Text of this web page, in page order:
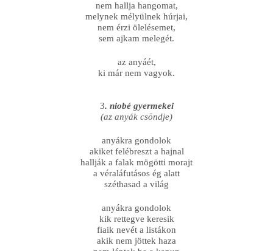
nem hallja hangomat,
melynek mélyülnek húrjai,
nem érzi ölelésemet,
sem ajkam melegét.
az anyáét,
ki már nem vagyok.
3. niobé gyermekei
(az anyák csöndje)
anyákra gondolok
akiket felébreszt a hajnal
hallják a falak mögötti morajt
a véraláfutásos ég alatt
széthasad a világ
anyákra gondolok
kik rettegve keresik
fiaik nevét a listákon
akik nem jöttek haza